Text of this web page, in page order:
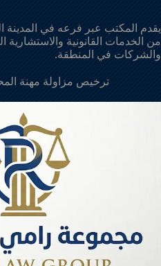
يقدم المكتب عبر فرعه في المدينة
من الخدمات القانونية والاستشارية
والشركات في المنطقة.
ترخيص مزاولة مهنة